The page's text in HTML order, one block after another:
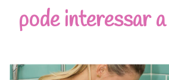
pode interessar